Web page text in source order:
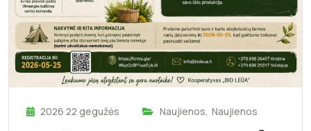
2026 22 gegužės Naujienos, Naujienos